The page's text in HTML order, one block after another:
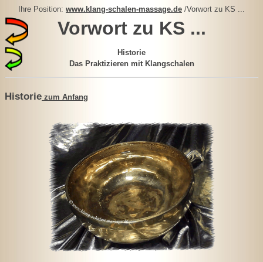
Ihre Position: www.klang-schalen-massage.de /Vorwort zu KS ...
Vorwort zu KS ...
Historie
Das Praktizieren mit Klangschalen
Historie zum Anfang